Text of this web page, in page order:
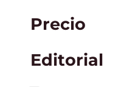
Precio
Editorial